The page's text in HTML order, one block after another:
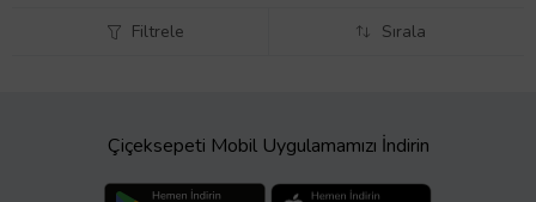
Filtrele Sırala
Çiçeksepeti Mobil Uygulamamızı İndirin